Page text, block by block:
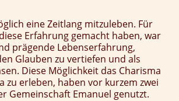
eine Zeitlang mitzuleben. Für
Erfahrung gemacht haben, war
prägende Lebenserfahrung,
Glauben zu vertiefen und als
Diese Möglichkeit das Charisma
zu erleben, haben vor kurzem zwei
Gemeinschaft Emanuel genutzt.